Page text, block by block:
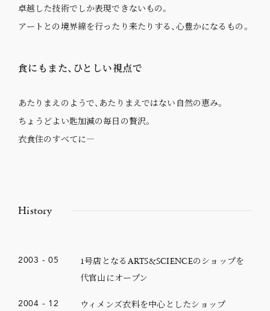
卓越した技術でしか表現できないもの。
アートとの境界線を行ったり来たりする、心豊かになるもの。
食にもまた、ひとしい視点で
あたりまえのようで、あたりまえではない自然の恵み。
ちょうどよい匙加減の毎日の贅沢。
衣食住のすべてに―
History
2003 - 05
1号店となるARTS&SCIENCEのショップを
代官山にオープン
2004 - 12
ウィメンズ衣料を中心としたショップ